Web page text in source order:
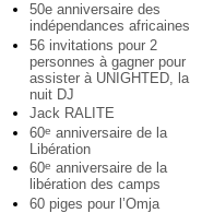
50e anniversaire des
indépendances africaines
56 invitations pour 2
personnes à gagner pour
assister à UNIGHTED, la
nuit DJ
Jack RALITE
60e anniversaire de la
Libération
60e anniversaire de la
libération des camps
60 piges pour l’Omja